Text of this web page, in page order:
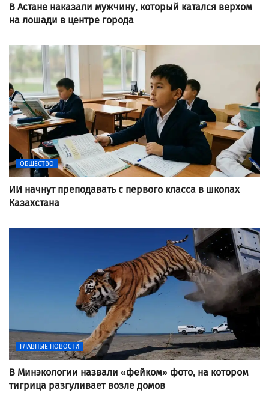
В Астане наказали мужчину, который катался верхом
на лошади в центре города
ОБЩЕСТВО
ИИ начнут преподавать с первого класса в школах
Казахстана
ГЛАВНЫЕ НОВОСТИ
В Минэкологии назвали «фейком» фото, на котором
тигрица разгуливает возле домов